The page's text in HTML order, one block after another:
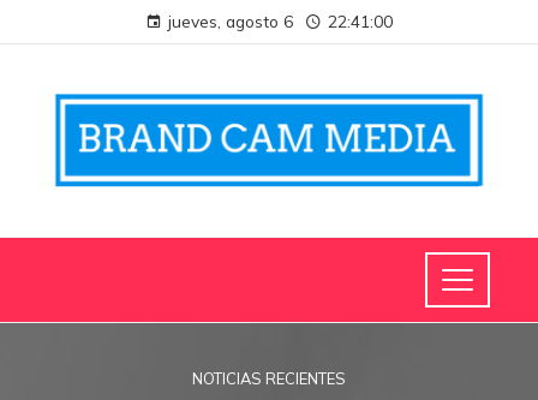
jueves, agosto 6 22:41:00
NOTICIAS RECIENTES